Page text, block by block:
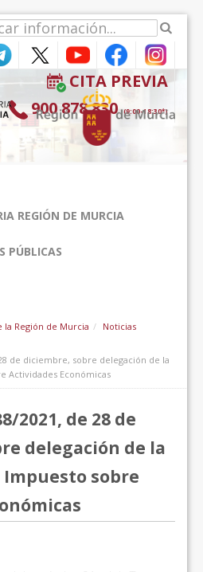
CITA PREVIA
900 878 830 (9:00-18:30*)
REGIÓN DE MURCIA
PÚBLICAS
la Región de Murcia
Noticias
de diciembre, sobre delegación de la
Actividades Económicas
2021, de 28 de
delegación de la
sobre